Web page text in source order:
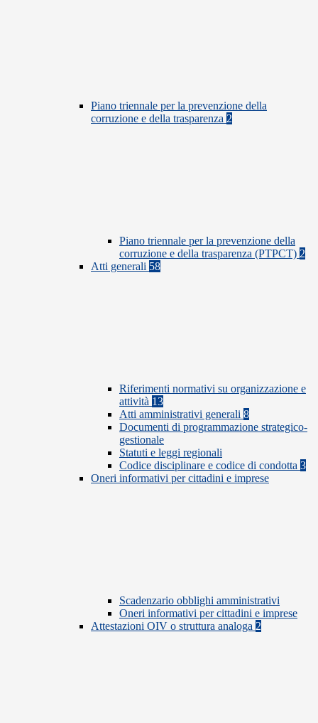
Piano triennale per la prevenzione della
corruzione e della trasparenza 2
Piano triennale per la prevenzione della
corruzione e della trasparenza (PTPCT) 2
Atti generali 58
Riferimenti normativi su organizzazione e
attività 13
Atti amministrativi generali 8
Documenti di programmazione strategico-
gestionale
Statuti e leggi regionali
Codice disciplinare e codice di condotta 3
Oneri informativi per cittadini e imprese
Scadenzario obblighi amministrativi
Oneri informativi per cittadini e imprese
Attestazioni OIV o struttura analoga 2